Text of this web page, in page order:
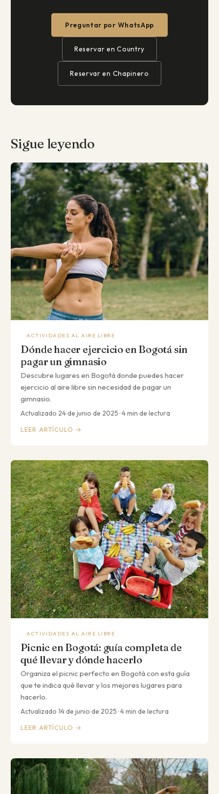
Preguntar por WhatsApp
Reservar en Country
Reservar en Chapinero
Sigue leyendo
ACTIVIDADES AL AIRE LIBRE
Dónde hacer ejercicio en Bogotá sin
pagar un gimnasio
Descubre lugares en Bogotá donde puedes hacer
ejercicio al aire libre sin necesidad de pagar un
gimnasio.
Actualizado 24 de junio de 2025 · 4 min de lectura
LEER ARTÍCULO →
ACTIVIDADES AL AIRE LIBRE
Picnic en Bogotá: guía completa de
qué llevar y dónde hacerlo
Organiza el picnic perfecto en Bogotá con esta guía
que te indica qué llevar y los mejores lugares para
hacerlo.
Actualizado 14 de junio de 2025 · 4 min de lectura
LEER ARTÍCULO →